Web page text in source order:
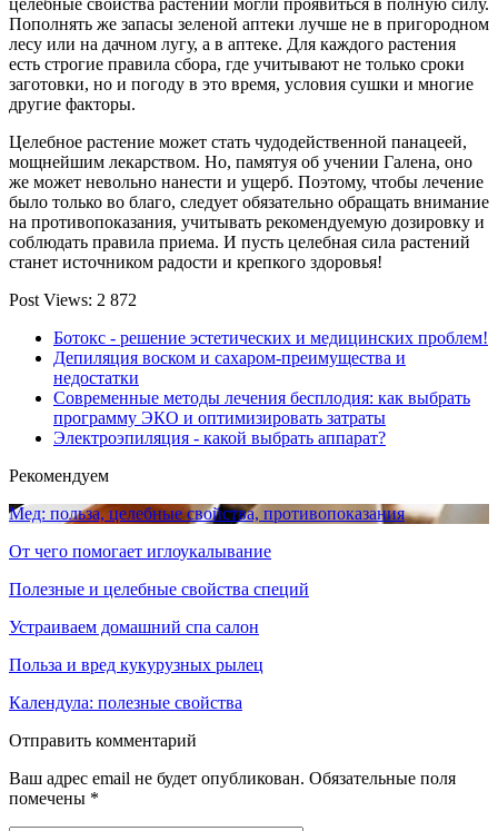
целебные свойства растений могли проявиться в полную силу.
Пополнять же запасы зеленой аптеки лучше не в пригородном
лесу или на дачном лугу, а в аптеке. Для каждого растения
есть строгие правила сбора, где учитывают не только сроки
заготовки, но и погоду в это время, условия сушки и многие
другие факторы.
Целебное растение может стать чудодейственной панацеей,
мощнейшим лекарством. Но, памятуя об учении Галена, оно
же может невольно нанести и ущерб. Поэтому, чтобы лечение
было только во благо, следует обязательно обращать внимание
на противопоказания, учитывать рекомендуемую дозировку и
соблюдать правила приема. И пусть целебная сила растений
станет источником радости и крепкого здоровья!
Post Views: 2 872
Ботокс - решение эстетических и медицинских проблем!
Депиляция воском и сахаром-преимущества и
недостатки
Современные методы лечения бесплодия: как выбрать
программу ЭКО и оптимизировать затраты
Электроэпиляция - какой выбрать аппарат?
Рекомендуем
Мед: польза, целебные свойства, противопоказания
От чего помогает иглоукалывание
Полезные и целебные свойства специй
Устраиваем домашний спа салон
Польза и вред кукурузных рылец
Календула: полезные свойства
Отправить комментарий
Ваш адрес email не будет опубликован. Обязательные поля
помечены *